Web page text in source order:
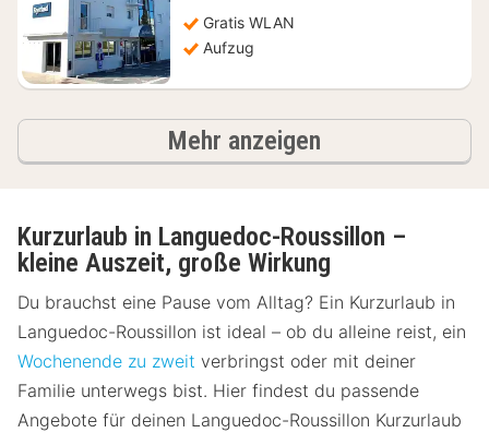
Gratis WLAN
Aufzug
Mehr anzeigen
Kurzurlaub in Languedoc-Roussillon –
kleine Auszeit, große Wirkung
Du brauchst eine Pause vom Alltag? Ein Kurzurlaub in
Languedoc-Roussillon ist ideal – ob du alleine reist, ein
Wochenende zu zweit verbringst oder mit deiner
Familie unterwegs bist. Hier findest du passende
Angebote für deinen Languedoc-Roussillon Kurzurlaub